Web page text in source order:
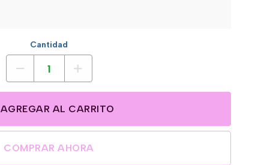
Cantidad
AGREGAR AL CARRITO
COMPRAR AHORA